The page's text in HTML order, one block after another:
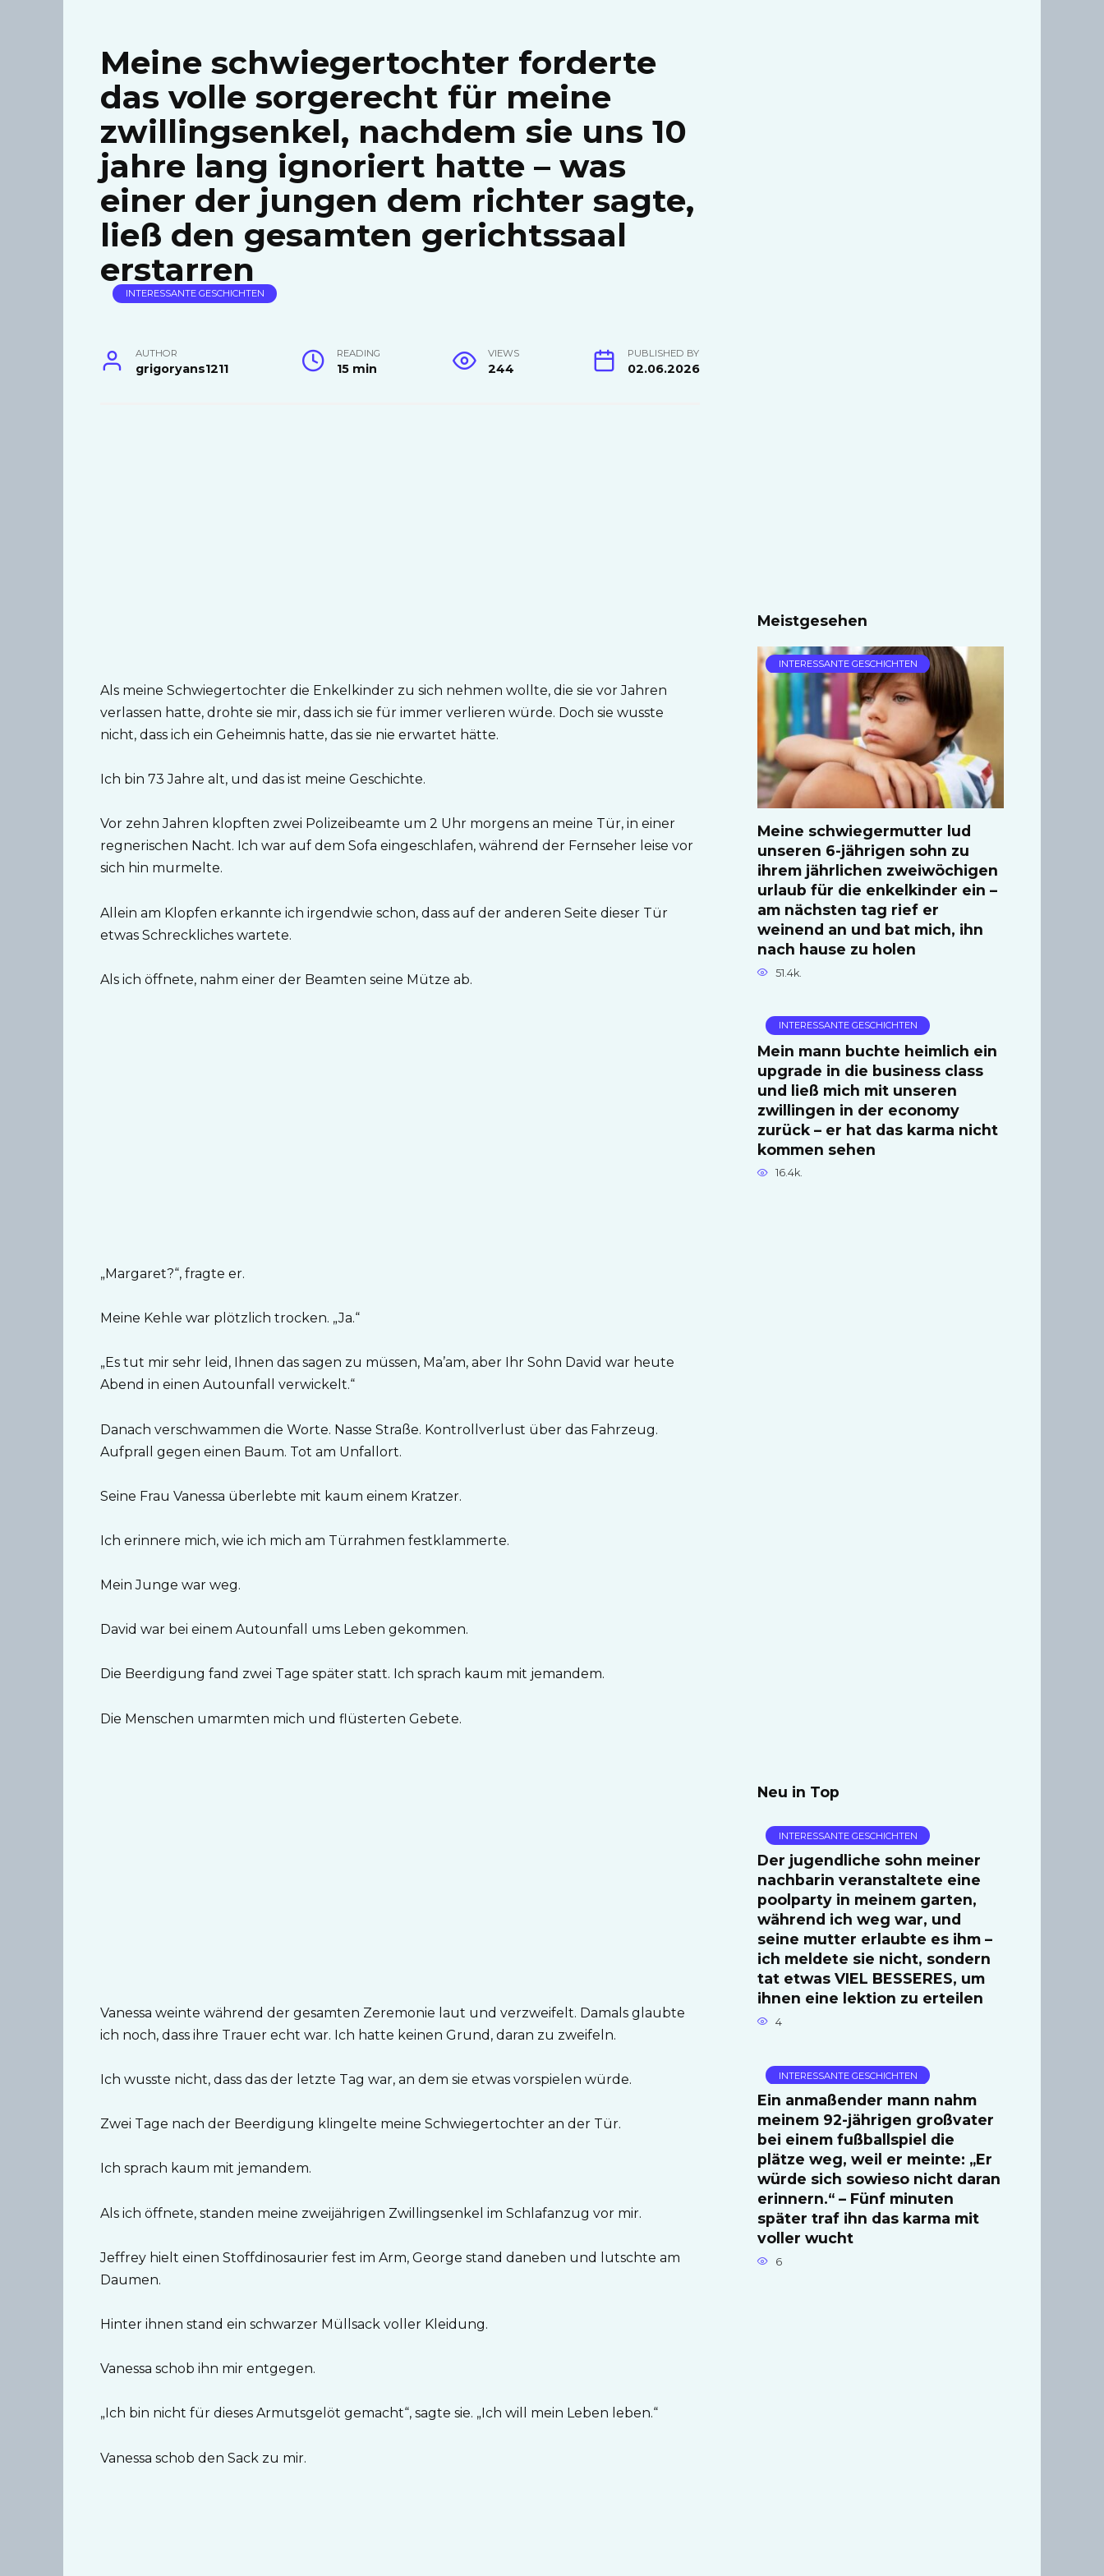
Meine schwiegertochter forderte
das volle sorgerecht für meine
zwillingsenkel, nachdem sie uns 10
jahre lang ignoriert hatte – was
einer der jungen dem richter sagte,
ließ den gesamten gerichtssaal
erstarren
INTERESSANTE GESCHICHTEN
AUTHOR
grigoryans1211
READING
15 min
VIEWS
244
PUBLISHED BY
02.06.2026
Als meine Schwiegertochter die Enkelkinder zu sich nehmen wollte, die sie vor Jahren
verlassen hatte, drohte sie mir, dass ich sie für immer verlieren würde. Doch sie wusste
nicht, dass ich ein Geheimnis hatte, das sie nie erwartet hätte.
Ich bin 73 Jahre alt, und das ist meine Geschichte.
Vor zehn Jahren klopften zwei Polizeibeamte um 2 Uhr morgens an meine Tür, in einer
regnerischen Nacht. Ich war auf dem Sofa eingeschlafen, während der Fernseher leise vor
sich hin murmelte.
Allein am Klopfen erkannte ich irgendwie schon, dass auf der anderen Seite dieser Tür
etwas Schreckliches wartete.
Als ich öffnete, nahm einer der Beamten seine Mütze ab.
„Margaret?“, fragte er.
Meine Kehle war plötzlich trocken. „Ja.“
„Es tut mir sehr leid, Ihnen das sagen zu müssen, Ma’am, aber Ihr Sohn David war heute
Abend in einen Autounfall verwickelt.“
Danach verschwammen die Worte. Nasse Straße. Kontrollverlust über das Fahrzeug.
Aufprall gegen einen Baum. Tot am Unfallort.
Seine Frau Vanessa überlebte mit kaum einem Kratzer.
Ich erinnere mich, wie ich mich am Türrahmen festklammerte.
Mein Junge war weg.
David war bei einem Autounfall ums Leben gekommen.
Die Beerdigung fand zwei Tage später statt. Ich sprach kaum mit jemandem.
Die Menschen umarmten mich und flüsterten Gebete.
Vanessa weinte während der gesamten Zeremonie laut und verzweifelt. Damals glaubte
ich noch, dass ihre Trauer echt war. Ich hatte keinen Grund, daran zu zweifeln.
Ich wusste nicht, dass das der letzte Tag war, an dem sie etwas vorspielen würde.
Zwei Tage nach der Beerdigung klingelte meine Schwiegertochter an der Tür.
Ich sprach kaum mit jemandem.
Als ich öffnete, standen meine zweijährigen Zwillingsenkel im Schlafanzug vor mir.
Jeffrey hielt einen Stoffdinosaurier fest im Arm, George stand daneben und lutschte am
Daumen.
Hinter ihnen stand ein schwarzer Müllsack voller Kleidung.
Vanessa schob ihn mir entgegen.
„Ich bin nicht für dieses Armutsgelöt gemacht“, sagte sie. „Ich will mein Leben leben.“
Vanessa schob den Sack zu mir.
Meistgesehen
INTERESSANTE GESCHICHTEN
Meine schwiegermutter lud
unseren 6-jährigen sohn zu
ihrem jährlichen zweiwöchigen
urlaub für die enkelkinder ein –
am nächsten tag rief er
weinend an und bat mich, ihn
nach hause zu holen
51.4k.
INTERESSANTE GESCHICHTEN
Mein mann buchte heimlich ein
upgrade in die business class
und ließ mich mit unseren
zwillingen in der economy
zurück – er hat das karma nicht
kommen sehen
16.4k.
Neu in Top
INTERESSANTE GESCHICHTEN
Der jugendliche sohn meiner
nachbarin veranstaltete eine
poolparty in meinem garten,
während ich weg war, und
seine mutter erlaubte es ihm –
ich meldete sie nicht, sondern
tat etwas VIEL BESSERES, um
ihnen eine lektion zu erteilen
4
INTERESSANTE GESCHICHTEN
Ein anmaßender mann nahm
meinem 92-jährigen großvater
bei einem fußballspiel die
plätze weg, weil er meinte: „Er
würde sich sowieso nicht daran
erinnern.“ – Fünf minuten
später traf ihn das karma mit
voller wucht
6